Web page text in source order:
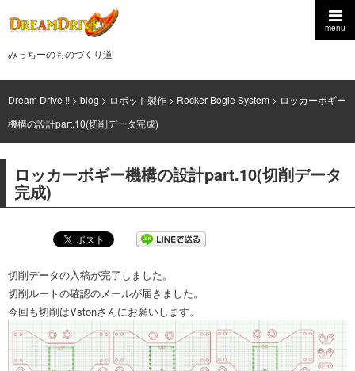
menu
みっちーのものづくり道
Dream Drive !! > blog > ロボット製作 > Rocker Bogie System > ロッカーボギー
機構の設計part.10(切削データ完成)
ロッカーボギー機構の設計part.10(切削データ
完成)
切削データの入稿が完了しました。
切削ルートの確認のメールが届きました。
今回も切削はVstonさんにお願いします。